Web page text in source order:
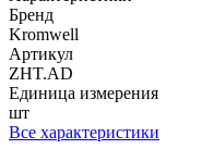
Бренд
Kromwell
Артикул
ZHT.AD
Единица измерения
шт
Все характеристики